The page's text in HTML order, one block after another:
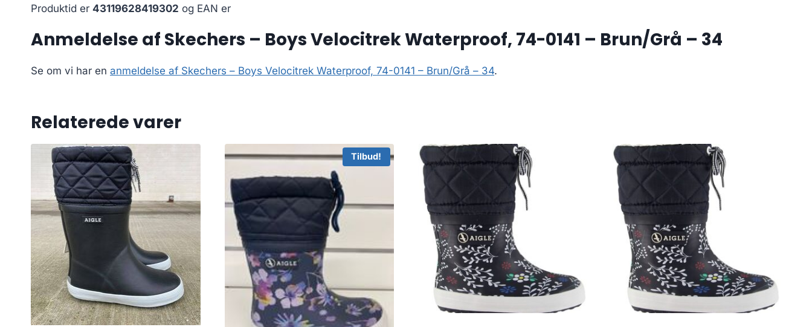
Produktid er 43119628419302 og EAN er
Anmeldelse af Skechers – Boys Velocitrek Waterproof, 74-0141 – Brun/Grå – 34
Se om vi har en anmeldelse af Skechers – Boys Velocitrek Waterproof, 74-0141 – Brun/Grå – 34.
Relaterede varer
Tilbud!